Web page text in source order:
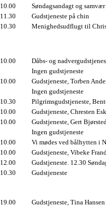
10.00
Søndagsandagt og samvær
11.30
Gudstjeneste på chin
10.30 Menighedsudflugt til
10.00
Dåbs- og
Ingen gudstjeneste
10.00
Gudstjeneste, Torben
Ingen gudstjeneste
10.30
Pilgrimsgudstjeneste,
10.00
Gudstjeneste, Chresten
10.00
Gudstjeneste, Gert
Ingen gudstjeneste
10.00
Vi mødes ved bålhytten i
10.00
Gudstjeneste, Vibeke
12.00
Gudstjeneste. 12.30
10.30 Gudstjeneste
19.00
Gudstjeneste, Tina Hansen